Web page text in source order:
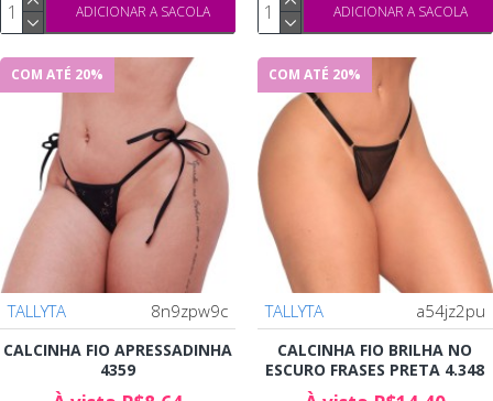
ADICIONAR A SACOLA ADICIONAR A SACOLA
COM ATÉ 20%
TALLYTA 8n9zpw9c
CALCINHA FIO APRESSADINHA
4359
COM ATÉ 20%
TALLYTA a54jz2pu
CALCINHA FIO BRILHA NO
ESCURO FRASES PRETA 4.348